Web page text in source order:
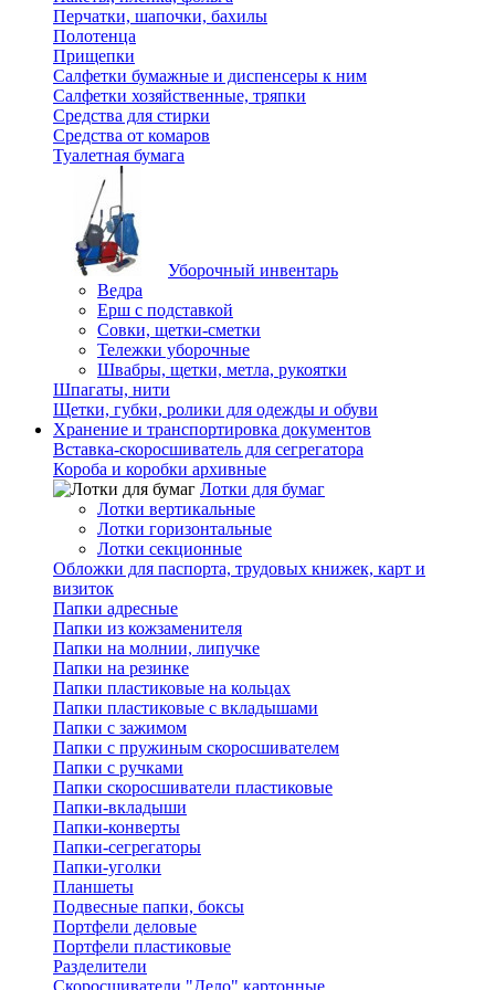
Перчатки, шапочки, бахилы
Полотенца
Прищепки
Салфетки бумажные и диспенсеры к ним
Салфетки хозяйственные, тряпки
Средства для стирки
Средства от комаров
Туалетная бумага
Уборочный инвентарь
Ведра
Ерш с подставкой
Совки, щетки-сметки
Тележки уборочные
Швабры, щетки, метла, рукоятки
Шпагаты, нити
Щетки, губки, ролики для одежды и обуви
Хранение и транспортировка документов
Вставка-скоросшиватель для сегрегатора
Короба и коробки архивные
Лотки для бумаг
Лотки вертикальные
Лотки горизонтальные
Лотки секционные
Обложки для паспорта, трудовых книжек, карт и
визиток
Папки адресные
Папки из кожзаменителя
Папки на молнии, липучке
Папки на резинке
Папки пластиковые на кольцах
Папки пластиковые с вкладышами
Папки с зажимом
Папки с пружиным скоросшивателем
Папки с ручками
Папки скоросшиватели пластиковые
Папки-вкладыши
Папки-конверты
Папки-сегрегаторы
Папки-уголки
Планшеты
Подвесные папки, боксы
Портфели деловые
Портфели пластиковые
Разделители
Скоросшиватели "Дело" картонные